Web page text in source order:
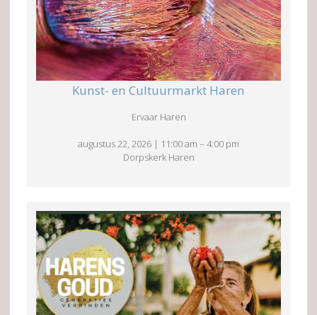
Kunst- en Cultuurmarkt Haren
Ervaar Haren
augustus 22, 2026 | 11:00 am – 4:00 pm
Dorpskerk Haren